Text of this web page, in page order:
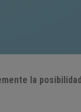
la posibilidad